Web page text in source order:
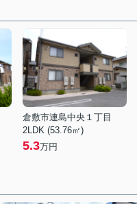
倉敷市連島中央１丁目
2LDK (53.76㎡)
5.3万円